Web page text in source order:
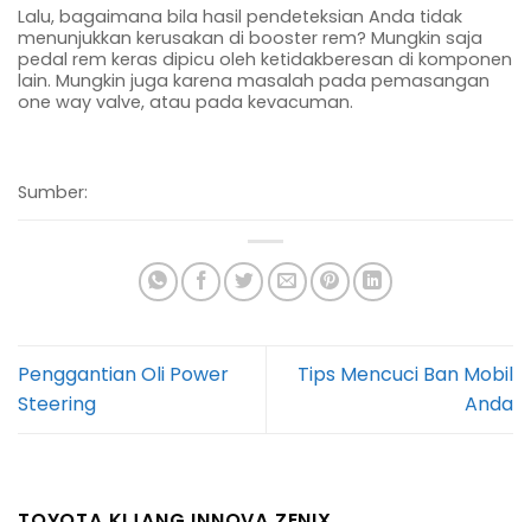
Lalu, bagaimana bila hasil pendeteksian Anda tidak
menunjukkan kerusakan di booster rem? Mungkin saja
pedal rem keras dipicu oleh ketidakberesan di komponen
lain. Mungkin juga karena masalah pada pemasangan
one way valve, atau pada kevacuman.
Sumber:
Penggantian Oli Power
Steering
Tips Mencuci Ban Mobil
Anda